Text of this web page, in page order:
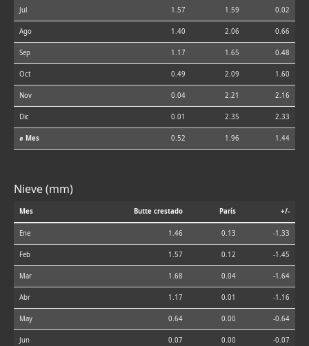
Jul 1.57 1.59 0.02
Ago 1.40 2.06 0.66
Sep 1.17 1.65 0.48
Oct 0.49 2.09 1.60
Nov 0.04 2.21 2.16
Dic 0.01 2.35 2.33
⌀ Mes 0.52 1.96 1.44
Nieve (mm)
Mes Butte crestado París +/-
Ene 1.46 0.13 -1.33
Feb 1.57 0.12 -1.45
Mar 1.68 0.04 -1.64
Abr 1.17 0.01 -1.16
May 0.64 0.00 -0.64
Jun 0.07 0.00 -0.07